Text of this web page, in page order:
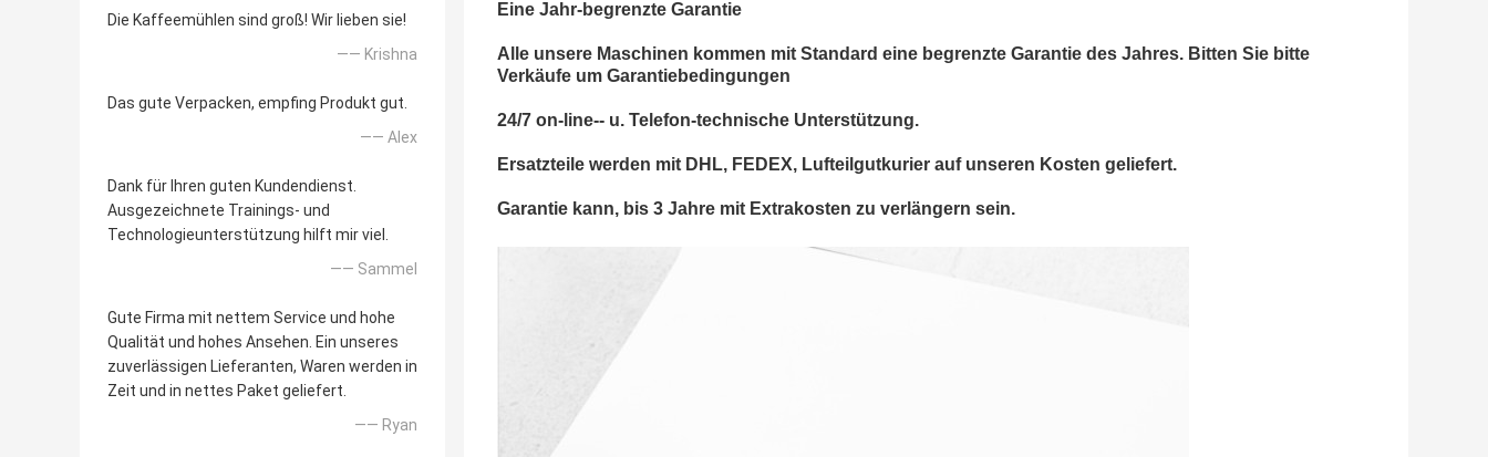
Die Kaffeemühlen sind groß! Wir lieben sie!
—— Krishna
Das gute Verpacken, empfing Produkt gut.
—— Alex
Dank für Ihren guten Kundendienst.
Ausgezeichnete Trainings- und
Technologieunterstützung hilft mir viel.
—— Sammel
Gute Firma mit nettem Service und hohe
Qualität und hohes Ansehen. Ein unseres
zuverlässigen Lieferanten, Waren werden in
Zeit und in nettes Paket geliefert.
—— Ryan
Eine Jahr-begrenzte Garantie
Alle unsere Maschinen kommen mit Standard eine begrenzte Garantie des Jahres. Bitten Sie bitte
Verkäufe um Garantiebedingungen
24/7 on-line-- u. Telefon-technische Unterstützung.
Ersatzteile werden mit DHL, FEDEX, Lufteilgutkurier auf unseren Kosten geliefert.
Garantie kann, bis 3 Jahre mit Extrakosten zu verlängern sein.